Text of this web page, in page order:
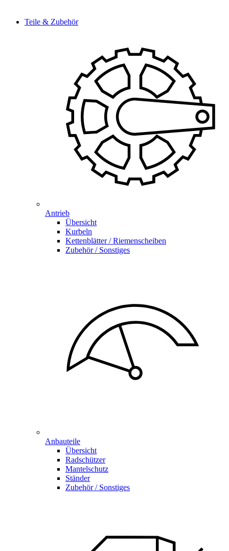
Teile & Zubehör
Antrieb
Übersicht
Kurbeln
Kettenblätter / Riemenscheiben
Zubehör / Sonstiges
Anbauteile
Übersicht
Radschützer
Mantelschutz
Ständer
Zubehör / Sonstiges